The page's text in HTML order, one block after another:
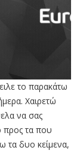
το παρακάτω
Χαιρετώ
να σας
προς τα που
τα δυο κείμενα,